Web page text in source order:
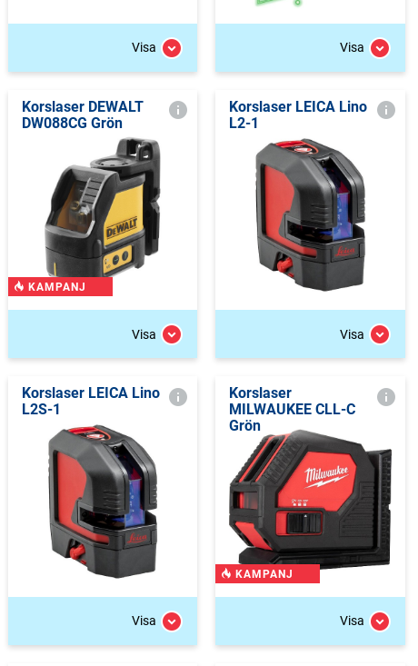
Visa Visa
Korslaser DEWALT
DW088CG Grön
KAMPANJ
Visa
Korslaser LEICA Lino
L2-1
Visa
Korslaser LEICA Lino
L2S-1
Visa
Korslaser
MILWAUKEE CLL-C
Grön
KAMPANJ
Visa